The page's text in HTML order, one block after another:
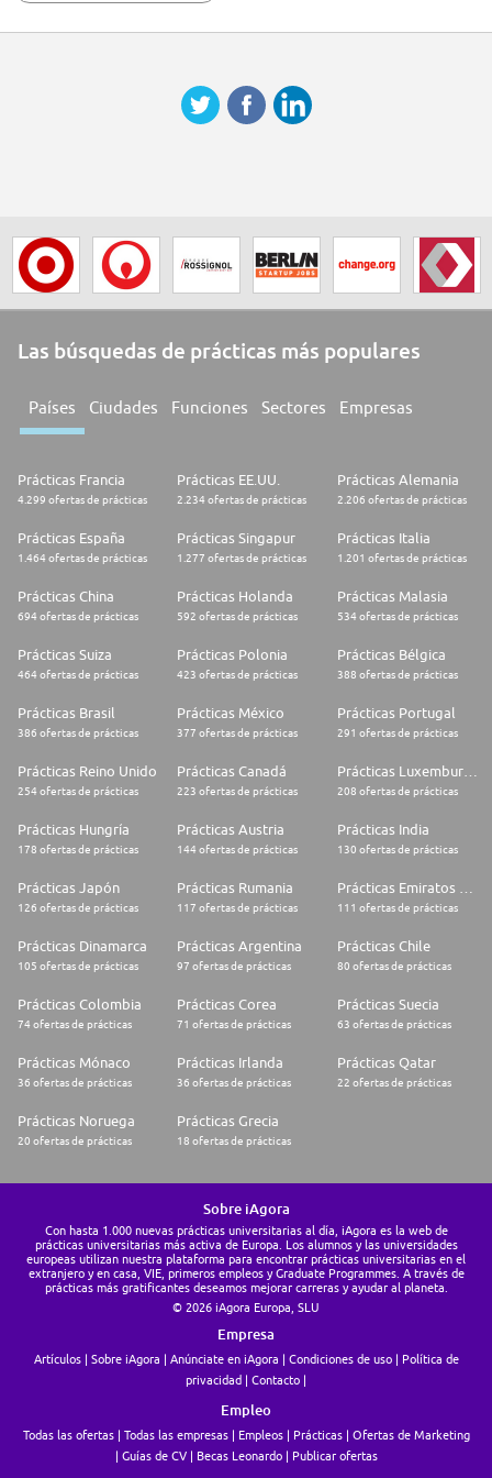
Las búsquedas de prácticas más populares
Países Ciudades Funciones Sectores Empresas
Prácticas Francia
4.299 ofertas de prácticas
Prácticas EE.UU.
2.234 ofertas de prácticas
Prácticas Alemania
2.206 ofertas de prácticas
Prácticas España
1.464 ofertas de prácticas
Prácticas Singapur
1.277 ofertas de prácticas
Prácticas Italia
1.201 ofertas de prácticas
Prácticas China
694 ofertas de prácticas
Prácticas Holanda
592 ofertas de prácticas
Prácticas Malasia
534 ofertas de prácticas
Prácticas Suiza
464 ofertas de prácticas
Prácticas Polonia
423 ofertas de prácticas
Prácticas Bélgica
388 ofertas de prácticas
Prácticas Brasil
386 ofertas de prácticas
Prácticas México
377 ofertas de prácticas
Prácticas Portugal
291 ofertas de prácticas
Prácticas Reino Unido
254 ofertas de prácticas
Prácticas Canadá
223 ofertas de prácticas
Prácticas Luxemburgo
208 ofertas de prácticas
Prácticas Hungría
178 ofertas de prácticas
Prácticas Austria
144 ofertas de prácticas
Prácticas India
130 ofertas de prácticas
Prácticas Japón
126 ofertas de prácticas
Prácticas Rumania
117 ofertas de prácticas 111 ofertas de prácticas
Prácticas Dinamarca
105 ofertas de prácticas
Prácticas Argentina
97 ofertas de prácticas
Prácticas Chile
80 ofertas de prácticas
Prácticas Colombia
74 ofertas de prácticas
Prácticas Corea
71 ofertas de prácticas
Prácticas Suecia
63 ofertas de prácticas
Prácticas Mónaco
36 ofertas de prácticas
Prácticas Irlanda
36 ofertas de prácticas
Prácticas Qatar
22 ofertas de prácticas
Prácticas Noruega
20 ofertas de prácticas
Prácticas Grecia
18 ofertas de prácticas
Sobre iAgora
Con hasta 1.000 nuevas prácticas universitarias al día, iAgora es la web de
prácticas universitarias más activa de Europa. Los alumnos y las universidades
europeas utilizan nuestra plataforma para encontrar prácticas universitarias en el
extranjero y en casa, VIE, primeros empleos y Graduate Programmes. A través de
prácticas más gratificantes deseamos mejorar carreras y ayudar al planeta.
© 2026 iAgora Europa, SLU
Empresa
Artículos Sobre iAgora Anúnciate en iAgora Condiciones de uso
Política de
privacidad
Contacto
Empleo
Todas las ofertas Todas las empresas Empleos Prácticas
Ofertas de Marketing
Guías de CV
Becas Leonardo Publicar ofertas